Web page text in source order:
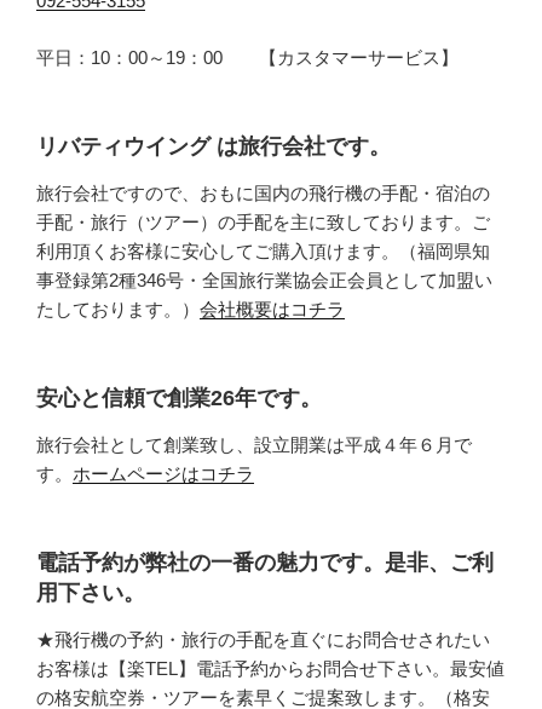
平日：10：00～19：00 【カスタマーサービス】
リバティウイング は旅行会社です。
旅行会社ですので、おもに国内の飛行機の手配・宿泊の
手配・旅行（ツアー）の手配を主に致しております。ご
利用頂くお客様に安心してご購入頂けます。（福岡県知
事登録第2種346号・全国旅行業協会正会員として加盟い
たしております。） 会社概要はコチラ
安心と信頼で創業26年です。
旅行会社として創業致し、設立開業は平成４年６月で
す。 ホームページはコチラ
電話予約が弊社の一番の魅力です。是非、ご利
用下さい。
★飛行機の予約・旅行の手配を直ぐにお問合せされたい
お客様は【楽TEL】電話予約からお問合せ下さい。最安値
の格安航空券・ツアーを素早くご提案致します。（格安